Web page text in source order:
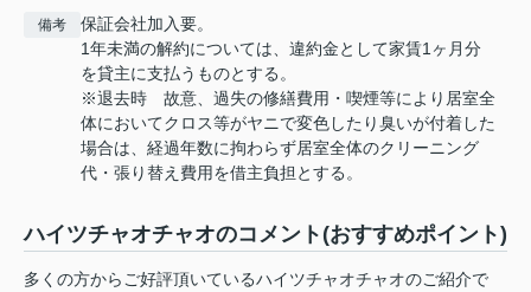
備考
保証会社加入要。
1年未満の解約については、違約金として家賃1ヶ月分
を貸主に支払うものとする。
※退去時 故意、過失の修繕費用・喫煙等により居室全
体においてクロス等がヤニで変色したり臭いが付着した
場合は、経過年数に拘わらず居室全体のクリーニング
代・張り替え費用を借主負担とする。
ハイツチャオチャオのコメント(おすすめポイント)
多くの方からご好評頂いているハイツチャオチャオのご紹介で